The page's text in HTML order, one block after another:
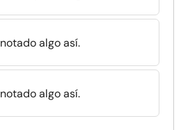
algo así.
algo así.